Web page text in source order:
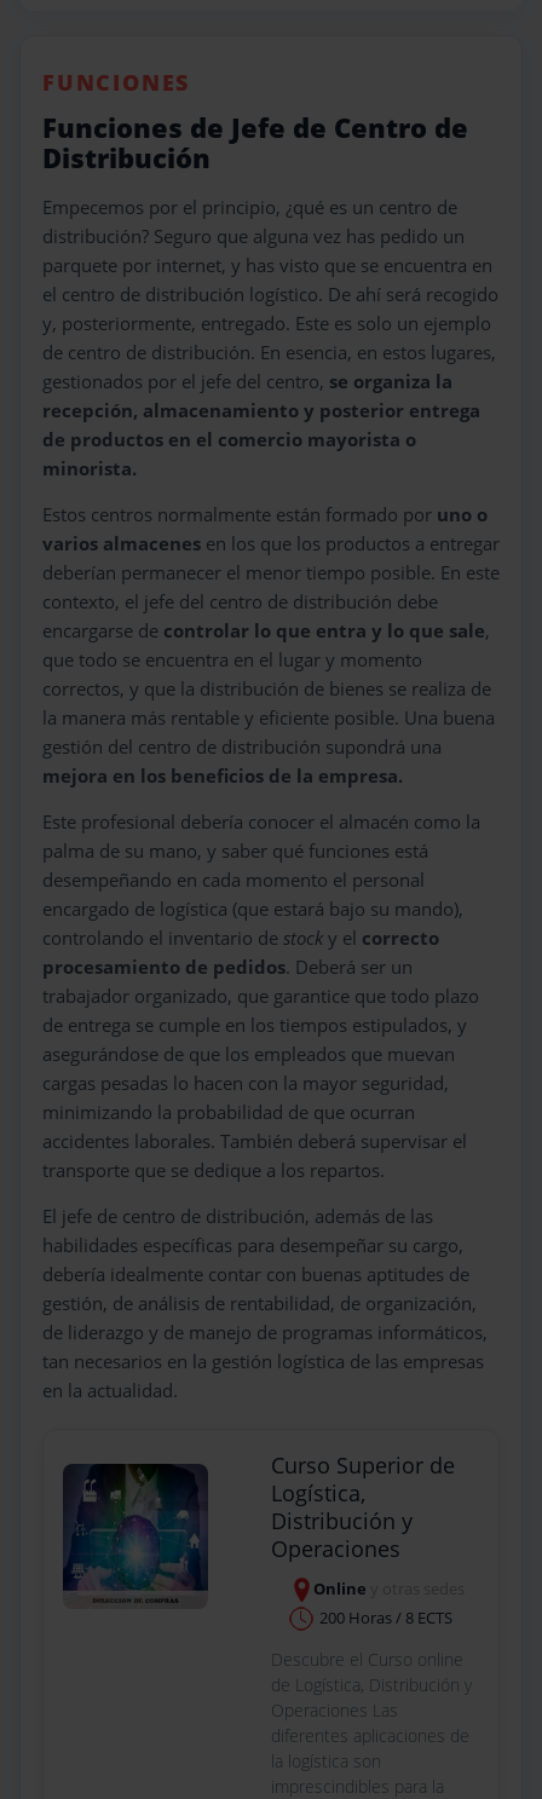
FUNCIONES
Funciones de Jefe de Centro de
Distribución
Empecemos por el principio, ¿qué es un centro de
distribución? Seguro que alguna vez has pedido un
parquete por internet, y has visto que se encuentra en
el centro de distribución logístico. De ahí será recogido
y, posteriormente, entregado. Este es solo un ejemplo
de centro de distribución. En esencia, en estos lugares,
gestionados por el jefe del centro, se organiza la
recepción, almacenamiento y posterior entrega
de productos en el comercio mayorista o
minorista.
Estos centros normalmente están formado por uno o
varios almacenes en los que los productos a entregar
deberían permanecer el menor tiempo posible. En este
contexto, el jefe del centro de distribución debe
encargarse de controlar lo que entra y lo que sale,
que todo se encuentra en el lugar y momento
correctos, y que la distribución de bienes se realiza de
la manera más rentable y eficiente posible. Una buena
gestión del centro de distribución supondrá una
mejora en los beneficios de la empresa.
Este profesional debería conocer el almacén como la
palma de su mano, y saber qué funciones está
desempeñando en cada momento el personal
encargado de logística (que estará bajo su mando),
controlando el inventario de stock y el correcto
procesamiento de pedidos. Deberá ser un
trabajador organizado, que garantice que todo plazo
de entrega se cumple en los tiempos estipulados, y
asegurándose de que los empleados que muevan
cargas pesadas lo hacen con la mayor seguridad,
minimizando la probabilidad de que ocurran
accidentes laborales. También deberá supervisar el
transporte que se dedique a los repartos.
El jefe de centro de distribución, además de las
habilidades específicas para desempeñar su cargo,
debería idealmente contar con buenas aptitudes de
gestión, de análisis de rentabilidad, de organización,
de liderazgo y de manejo de programas informáticos,
tan necesarios en la gestión logística de las empresas
en la actualidad.
Curso Superior de
Logística,
Distribución y
Operaciones
Online
200 Horas / 8 ECTS
Descubre el Curso online
de Logística, Distribución y
Operaciones Las
diferentes aplicaciones de
la logística son
imprescindibles para la